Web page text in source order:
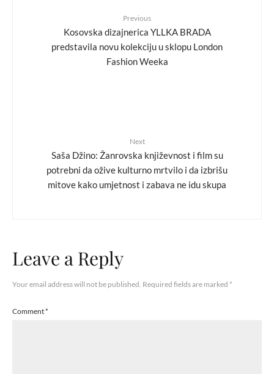
Previous
Kosovska dizajnerica YLLKA BRADA
predstavila novu kolekciju u sklopu London
Fashion Weeka
Next
Saša Džino: Žanrovska književnost i film su
potrebni da ožive kulturno mrtvilo i da izbrišu
mitove kako umjetnost i zabava ne idu skupa
Leave a Reply
Your email address will not be published. Required fields are marked *
Comment*